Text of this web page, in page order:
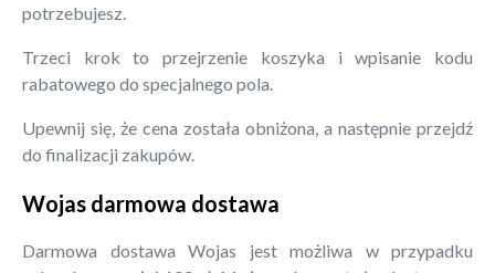
potrzebujesz.
Trzeci krok to przejrzenie koszyka i wpisanie kodu
rabatowego do specjalnego pola.
Upewnij się, że cena została obniżona, a następnie przejdź
do finalizacji zakupów.
Wojas darmowa dostawa
Darmowa dostawa Wojas jest możliwa w przypadku